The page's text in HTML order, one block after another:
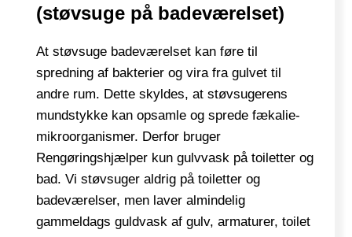
(støvsuge på badeværelset)
At støvsuge badeværelset kan føre til
spredning af bakterier og vira fra gulvet til
andre rum. Dette skyldes, at støvsugerens
mundstykke kan opsamle og sprede fækalie-
mikroorganismer. Derfor bruger
Rengøringshjælper kun gulvvask på toiletter og
bad. Vi støvsuger aldrig på toiletter og
badeværelser, men laver almindelig
gammeldags guldvask af gulv, armaturer, toilet